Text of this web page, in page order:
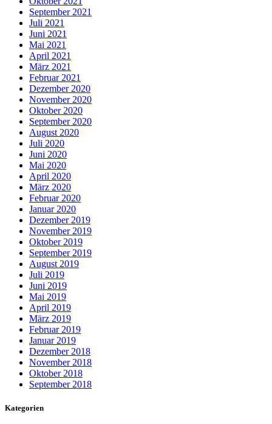
September 2021
Juli 2021
Juni 2021
Mai 2021
April 2021
März 2021
Februar 2021
Dezember 2020
November 2020
Oktober 2020
September 2020
August 2020
Juli 2020
Juni 2020
Mai 2020
April 2020
März 2020
Februar 2020
Januar 2020
Dezember 2019
November 2019
Oktober 2019
September 2019
August 2019
Juli 2019
Juni 2019
Mai 2019
April 2019
März 2019
Februar 2019
Januar 2019
Dezember 2018
November 2018
Oktober 2018
September 2018
Kategorien